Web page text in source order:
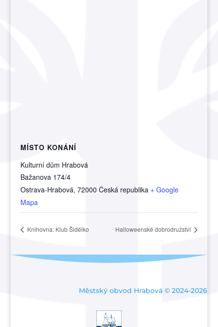
MÍSTO KONÁNÍ
Kulturní dům Hrabová
Bažanova 174/4
Ostrava-Hrabová, 72000 Česká republika + Google
Mapa
Knihovna: Klub Šidélko Halloweenské dobrodružství
Městský obvod Hrabová © 2024-2026